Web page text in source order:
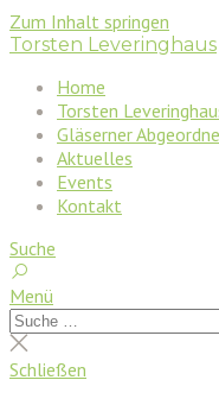
Zum Inhalt springen
Torsten Leveringhaus
Home
Torsten
Gläserner
Aktuelles
Events
Kontakt
Suche
Menü
Suchen
nach:
Suche
schließen
Schließen